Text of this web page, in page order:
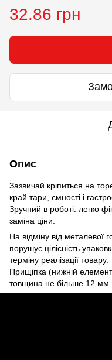
32.86 грн
Опис
Зазвичай кріпиться на
край тари, ємності і
Зручний в роботі: легко
заміна ціни.
На відміну від металевої
порушує цілісність
терміну реалізації товару.
Прищіпка (нижній
товщина не більше 12 мм.